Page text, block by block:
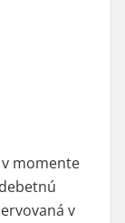
momente
v